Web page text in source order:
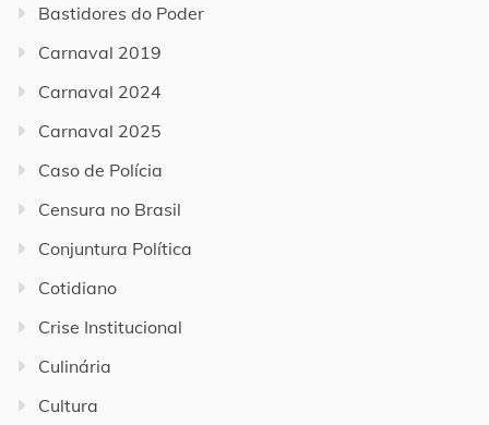
Bastidores do Poder
Carnaval 2019
Carnaval 2024
Carnaval 2025
Caso de Polícia
Censura no Brasil
Conjuntura Política
Cotidiano
Crise Institucional
Culinária
Cultura